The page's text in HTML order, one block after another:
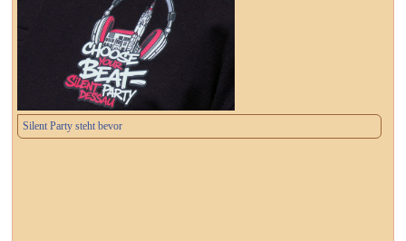
Silent Party steht bevor